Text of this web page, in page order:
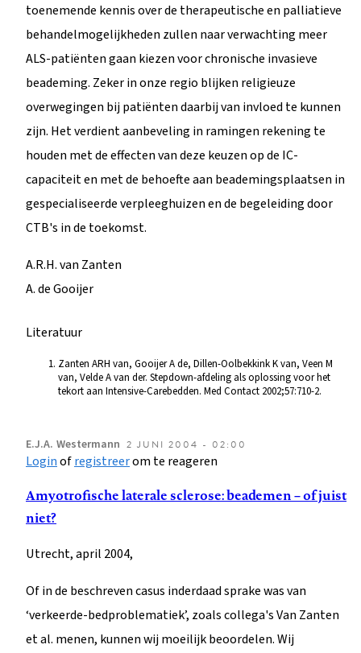
toenemende kennis over de therapeutische en palliatieve
behandelmogelijkheden zullen naar verwachting meer
ALS-patiënten gaan kiezen voor chronische invasieve
beademing. Zeker in onze regio blijken religieuze
overwegingen bij patiënten daarbij van invloed te kunnen
zijn. Het verdient aanbeveling in ramingen rekening te
houden met de effecten van deze keuzen op de IC-
capaciteit en met de behoefte aan beademingsplaatsen in
gespecialiseerde verpleeghuizen en de begeleiding door
CTB's in de toekomst.
A.R.H. van Zanten
A. de Gooijer
Literatuur
Zanten ARH van, Gooijer A de, Dillen-Oolbekkink K van, Veen M
van, Velde A van der. Stepdown-afdeling als oplossing voor het
tekort aan Intensive-Carebedden. Med Contact 2002;57:710-2.
E.J.A. Westermann 2 JUNI 2004 - 02:00
Loginofregistreerom te reageren
Amyotrofische laterale sclerose: beademen – of juist
niet?
Utrecht, april 2004,
Of in de beschreven casus inderdaad sprake was van
‘verkeerde-bedproblematiek’, zoals collega's Van Zanten
et al. menen, kunnen wij moeilijk beoordelen. Wij